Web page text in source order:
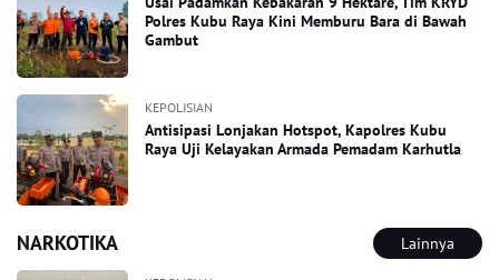
Polres Kubu Raya Kini Memburu Bara di Bawah
Gambut
KEPOLISIAN
Antisipasi Lonjakan Hotspot, Kapolres Kubu
Raya Uji Kelayakan Armada Pemadam Karhutla
NARKOTIKA Lainnya